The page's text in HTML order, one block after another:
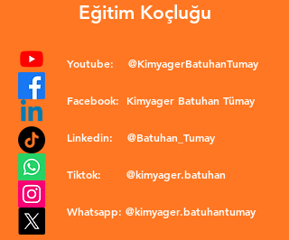
Eğitim Koçluğu
Youtube: @KimyagerBatuhanTumay
Facebook: Kimyager Batuhan Tümay
Linkedin: @Batuhan_Tumay
Tiktok: @kimyager.batuhan
Whatsapp: @kimyager.batuhantumay